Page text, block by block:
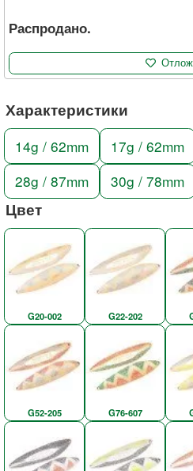
Характеристики
14g / 62mm 17g / 62mm
28g / 87mm
30g / 78mm
Цвет
G20-002 G22-202
G52-205 G76-607
Распродано.